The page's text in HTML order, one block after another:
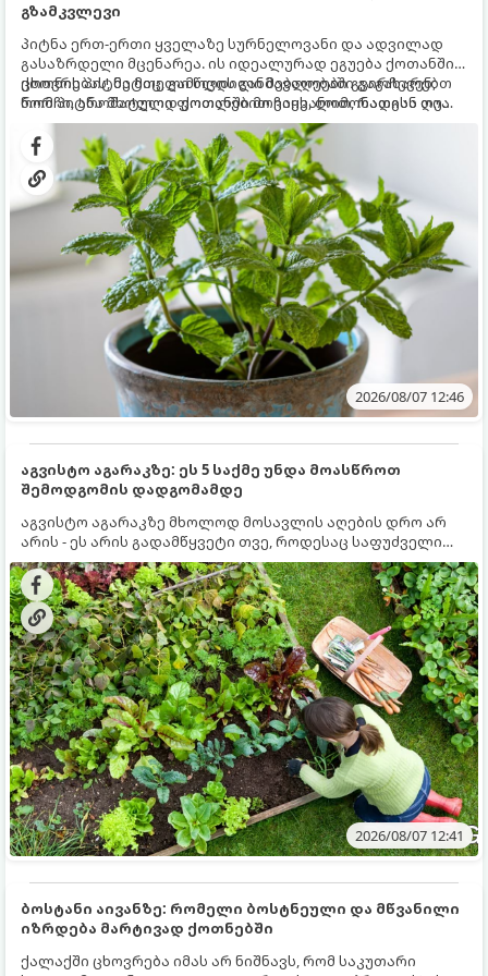
გზამკვლევი
პიტნა ერთ-ერთი ყველაზე სურნელოვანი და ადვილად
გასაზრდელი მცენარეა. ის იდეალურად ეგუება ქოთანში
ცხოვრებას, მეტიც, გამოცდილი მებაღეები გვირჩევენ,
რომ პიტნა მხოლოდ ქოთანში მოვიყვანოთ, რადგან ღია
გრუნტში (ბაღში) დარგვისას ის ფესვებით ძალიან
სწრაფად ვრცელდება და სხვა მცენარეებს ავიწროებს.
ქოთნის პიტნა მთელი წლის განმავლობაში გაგახარებთ
ნორჩი, არომატული ფოთლებით ჩაის, ლიმონათისა თუ
კერძებისთვის.
2026/08/07 12:46
აგვისტო აგარაკზე: ეს 5 საქმე უნდა მოასწროთ
შემოდგომის დადგომამდე
აგვისტო აგარაკზე მხოლოდ მოსავლის აღების დრო არ
არის - ეს არის გადამწყვეტი თვე, როდესაც საფუძველი
ეყრება მომავალი წლის მოსავალს და ბაღი მზადდება
შემოდგომა-ზამთრის სეზონისთვის. იმისათვის, რომ
ნიადაგმა ენერგია აღიდგინოს, ხოლო მცენარეებმა
ზამთარს გაუძლონ, აგვისტოს ბოლომდე 5
მნიშვნელოვანი საქმის გაკეთება უნდა მოასწროთ:
2026/08/07 12:41
ბოსტანი აივანზე: რომელი ბოსტნეული და მწვანილი
იზრდება მარტივად ქოთნებში
ქალაქში ცხოვრება იმას არ ნიშნავს, რომ საკუთარი